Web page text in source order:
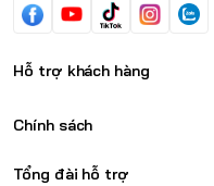
Hỗ trợ khách hàng
Chính sách
Tổng đài hỗ trợ